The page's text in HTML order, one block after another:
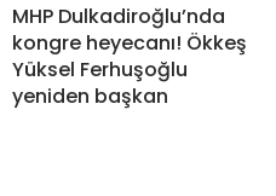
MHP Dulkadiroğlu’nda
kongre heyecanı! Ökkeş
Yüksel Ferhuşoğlu
yeniden başkan